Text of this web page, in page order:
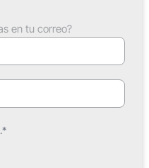
en tu correo?